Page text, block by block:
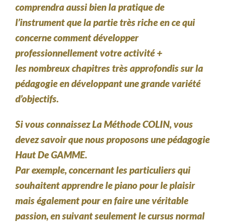
comprendra aussi bien la pratique de
l’instrument que la partie très riche en ce qui
concerne comment développer
professionnellement votre activité +
les nombreux chapitres très approfondis sur la
pédagogie en développant une grande variété
d’objectifs.
Si vous connaissez La Méthode COLIN, vous
devez savoir que nous proposons une pédagogie
Haut De GAMME.
Par exemple, concernant les particuliers qui
souhaitent apprendre le piano pour le plaisir
mais également pour en faire une véritable
passion, en suivant seulement le cursus normal